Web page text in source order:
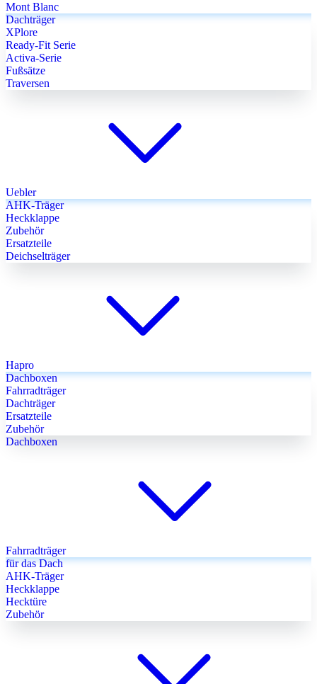
Mont Blanc
Dachträger
XPlore
Ready-Fit Serie
Activa-Serie
Fußsätze
Traversen
Uebler
AHK-Träger
Heckklappe
Zubehör
Ersatzteile
Deichselträger
Hapro
Dachboxen
Fahrradträger
Dachträger
Ersatzteile
Zubehör
Dachboxen
Fahrradträger
für das Dach
AHK-Träger
Heckklappe
Hecktüre
Zubehör